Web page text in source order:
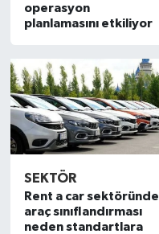
operasyon
planlamasını etkiliyor
SEKTÖR
Rent a car sektöründe
araç sınıflandırması
neden standartlara